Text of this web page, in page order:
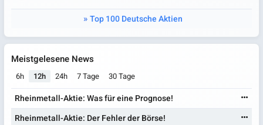
Top 100 Deutsche Aktien
Meistgelesene News
6h 12h 24h 7 Tage 30 Tage
Rheinmetall-Aktie: Was für eine Prognose!
Rheinmetall-Aktie: Der Fehler der Börse!